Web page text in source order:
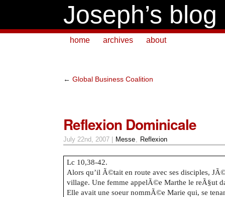
Joseph’s blog
home archives about
← Global Business Coalition
Reflexion Dominicale
July 22nd, 2007 | Messe Reflexion
Lc 10,38-42.
Alors qu’il Ã©tait en route avec ses disciples,
village. Une femme appelÃ©e Marthe le reÃ§ut
Elle avait une soeur nommÃ©e Marie qui, se